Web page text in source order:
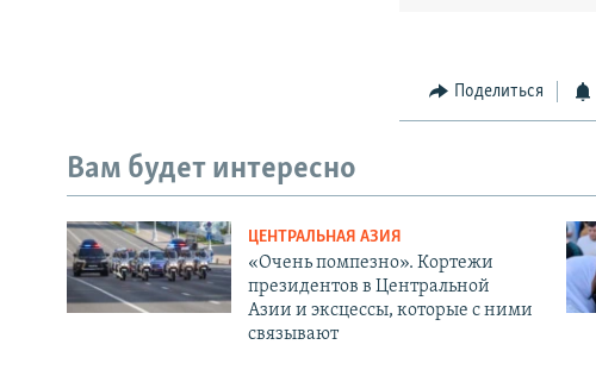
Поделиться
Вам будет интересно
ЦЕНТРАЛЬНАЯ АЗИЯ
«Очень помпезно». Кортежи
президентов в Центральной
Азии и эксцессы, которые с ними
связывают